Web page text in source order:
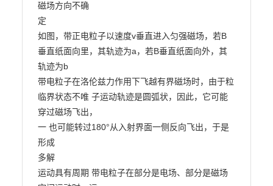
磁场方向不确
定
如图，带正电粒子以速度v垂直进入匀强磁场，若B
垂直纸面向里，其轨迹为a，若B垂直纸面向外，其
轨迹为b
带电粒子在洛伦兹力作用下飞越有界磁场时，由于粒
临界状态不唯 子运动轨迹是圆弧状，因此，它可能
穿过磁场飞出，
一 也可能转过180°从入射界面一侧反向飞出，于是
形成
多解
运动具有周期 带电粒子在部分是电场、部分是磁场